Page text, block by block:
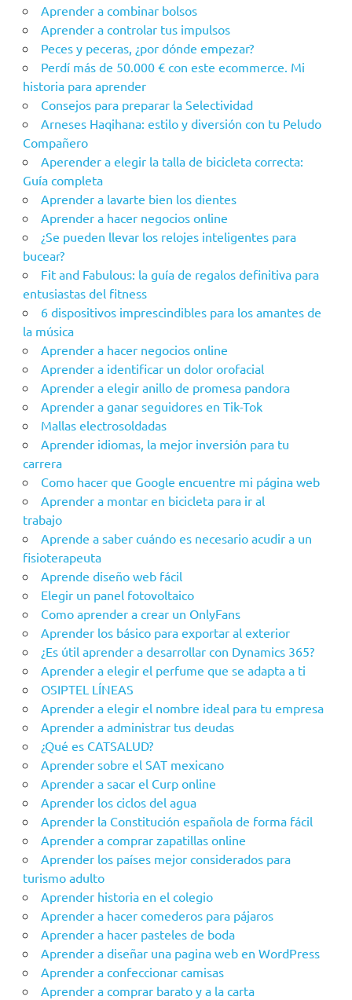
Aprender a combinar bolsos
Aprender a controlar tus impulsos
Peces y peceras, ¿por dónde empezar?
Perdí más de 50.000 € con este ecommerce. Mi
historia para aprender
Consejos para preparar la Selectividad
Arneses Haqihana: estilo y diversión con tu Peludo
Compañero
Aperender a elegir la talla de bicicleta correcta:
Guía completa
Aprender a lavarte bien los dientes
Aprender a hacer negocios online
¿Se pueden llevar los relojes inteligentes para
bucear?
Fit and Fabulous: la guía de regalos definitiva para
entusiastas del fitness
6 dispositivos imprescindibles para los amantes de
la música
Aprender a hacer negocios online
Aprender a identificar un dolor orofacial
Aprender a elegir anillo de promesa pandora
Aprender a ganar seguidores en Tik-Tok
Mallas electrosoldadas
Aprender idiomas, la mejor inversión para tu
carrera
Como hacer que Google encuentre mi página web
Aprender a montar en bicicleta para ir al
trabajo
Aprende a saber cuándo es necesario acudir a un
fisioterapeuta
Aprende diseño web fácil
Elegir un panel fotovoltaico
Como aprender a crear un OnlyFans
Aprender los básico para exportar al exterior
¿Es útil aprender a desarrollar con Dynamics 365?
Aprender a elegir el perfume que se adapta a ti
OSIPTEL LÍNEAS
Aprender a elegir el nombre ideal para tu empresa
Aprender a administrar tus deudas
¿Qué es CATSALUD?
Aprender sobre el SAT mexicano
Aprender a sacar el Curp online
Aprender los ciclos del agua
Aprender la Constitución española de forma fácil
Aprender a comprar zapatillas online
Aprender los países mejor considerados para
turismo adulto
Aprender historia en el colegio
Aprender a hacer comederos para pájaros
Aprender a hacer pasteles de boda
Aprender a diseñar una pagina web en WordPress
Aprender a confeccionar camisas
Aprender a comprar barato y a la carta